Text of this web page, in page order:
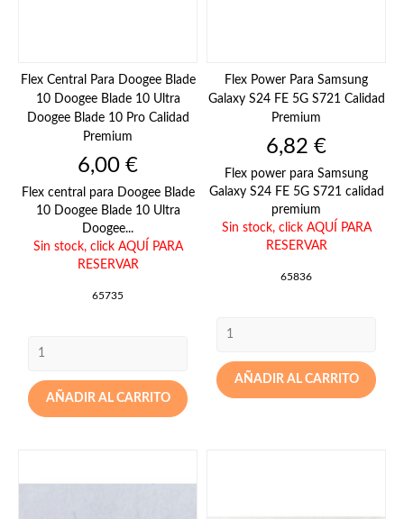
Flex Central Para Doogee Blade
10 Doogee Blade 10 Ultra
Doogee Blade 10 Pro Calidad
Premium
Precio
6,00 €
Flex central para Doogee Blade
10 Doogee Blade 10 Ultra
Doogee...
Sin stock, click AQUÍ PARA
RESERVAR
65735
AÑADIR AL CARRITO
Flex Power Para Samsung
Galaxy S24 FE 5G S721 Calidad
Premium
Precio
6,82 €
Flex power para Samsung
Galaxy S24 FE 5G S721 calidad
premium
Sin stock, click AQUÍ PARA
RESERVAR
65836
AÑADIR AL CARRITO